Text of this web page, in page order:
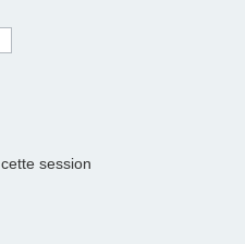
session